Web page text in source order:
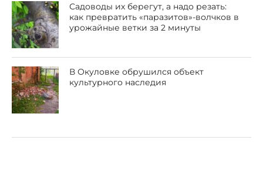
Садоводы их берегут, а надо резать:
как превратить «паразитов»-волчков в
урожайные ветки за 2 минуты
В Окуловке обрушился объект
культурного наследия